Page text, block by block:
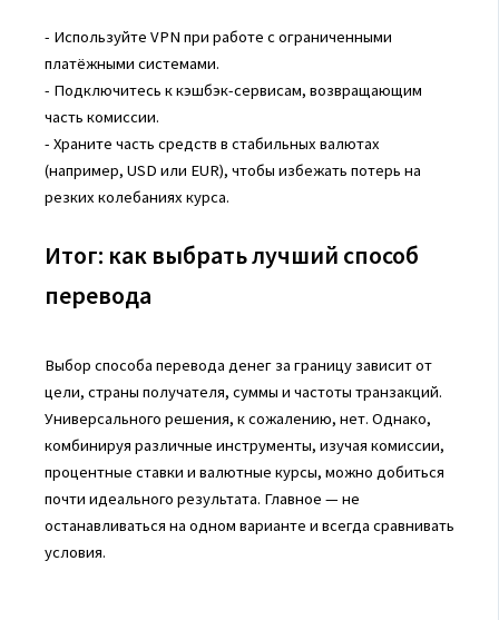
- Используйте VPN при работе с ограниченными
платёжными системами.
- Подключитесь к кэшбэк-сервисам, возвращающим
часть комиссии.
- Храните часть средств в стабильных валютах
(например, USD или EUR), чтобы избежать потерь на
резких колебаниях курса.
Итог: как выбрать лучший способ
перевода
Выбор способа перевода денег за границу зависит от
цели, страны получателя, суммы и частоты транзакций.
Универсального решения, к сожалению, нет. Однако,
комбинируя различные инструменты, изучая комиссии,
процентные ставки и валютные курсы, можно добиться
почти идеального результата. Главное — не
останавливаться на одном варианте и всегда сравнивать
условия.